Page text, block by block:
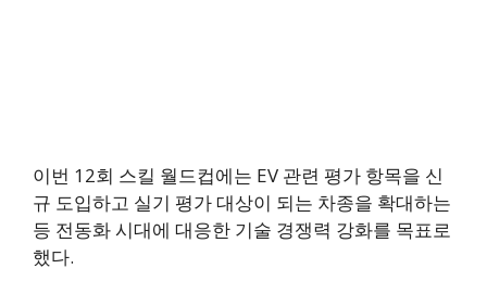
이번 12회 스킬 월드컵에는 EV 관련 평가 항목을 신
규 도입하고 실기 평가 대상이 되는 차종을 확대하는
등 전동화 시대에 대응한 기술 경쟁력 강화를 목표로
했다.